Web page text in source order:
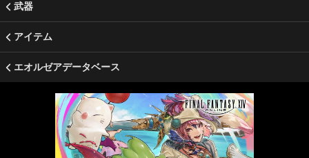
武器
アイテム
エオルゼアデータベース